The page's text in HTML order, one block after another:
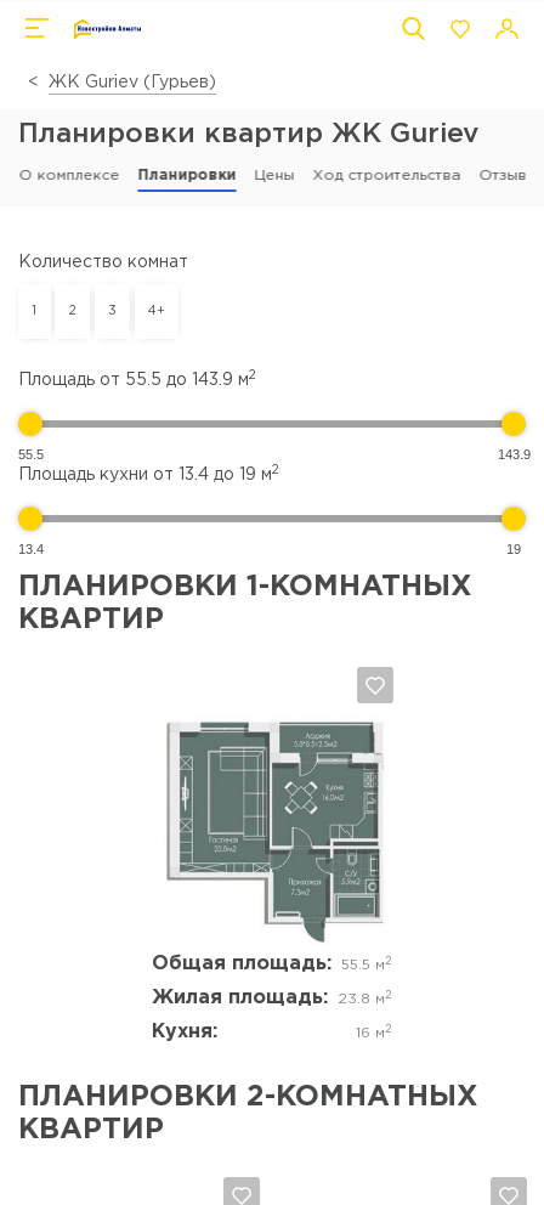
ЖК Guriev (Гурьев)
Планировки квартир ЖК Guriev
О комплексе Планировки Цены Ход строительства Отзывы
Количество комнат
1 2 3 4+
Площадь от 55.5 до 143.9 м2
55.5
143.9
Площадь кухни от
13.4 до 19 м 2
13.4 19
ПЛАНИРОВКИ 1-КОМНАТНЫХ
КВАРТИР
Общая площадь: 55.5 м 2
Жилая площадь: 23.8 м 2
Кухня: 16 м 2
Да, удалить Отмена
ПЛАНИРОВКИ 2-КОМНАТНЫХ
КВАРТИР